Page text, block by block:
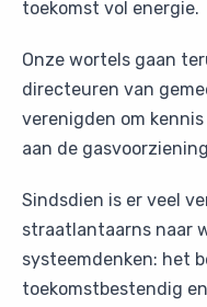
toekomst vol energie.
Onze wortels gaan
directeuren van
verenigden om
aan de
Sindsdien is er veel
straatlantaarns naar
systeemdenken: het
toekomstbestendig